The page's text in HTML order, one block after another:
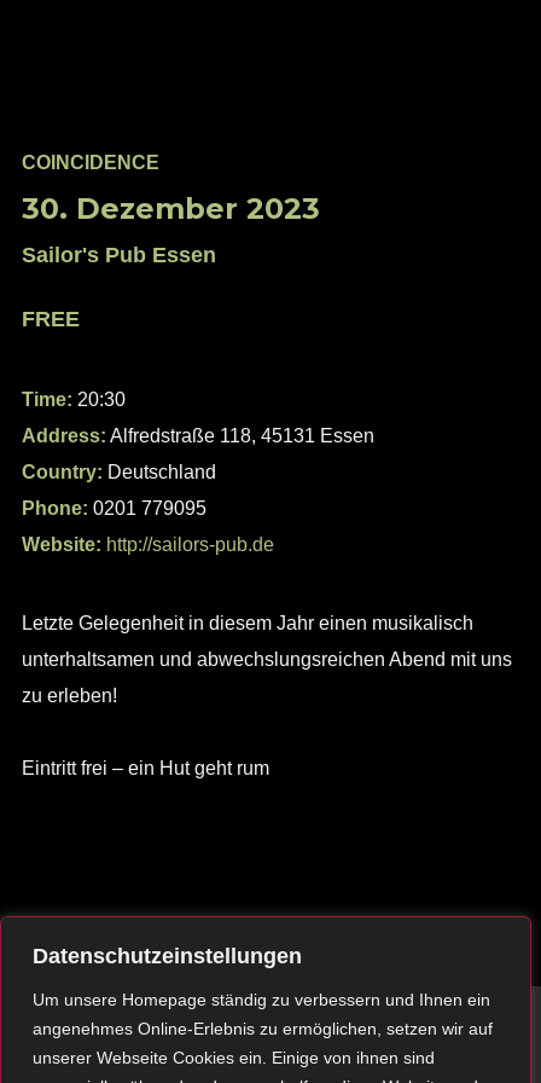
Datenschutzeinstellungen
Um unsere Homepage ständig zu verbessern und Ihnen ein
angenehmes Online-Erlebnis zu ermöglichen, setzen wir auf
unserer Webseite Cookies ein. Einige von ihnen sind
COINCIDENCE
30. Dezember 2023
Sailor's Pub Essen
FREE
Time: 20:30
Address: Alfredstraße 118, 45131 Essen
Country: Deutschland
Phone: 0201 779095
Website: http://sailors-pub.de
Letzte Gelegenheit in diesem Jahr einen musikalisch
unterhaltsamen und abwechslungsreichen Abend mit uns
zu erleben!
Eintritt frei – ein Hut geht rum
Rechtliches